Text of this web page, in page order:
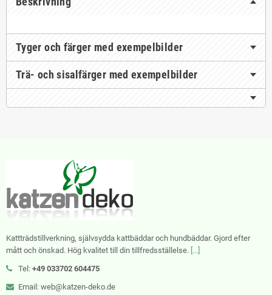
Tyger och färger med exempelbilder
Trä- och sisalfärger med exempelbilder
Kattträdstillverkning, självsydda kattbäddar och hundbäddar. Gjord efter
mått och önskad. Hög kvalitet till din tillfredsställelse. [...]
Tel: +49 033702 604475
Email: web@katzen-deko.de